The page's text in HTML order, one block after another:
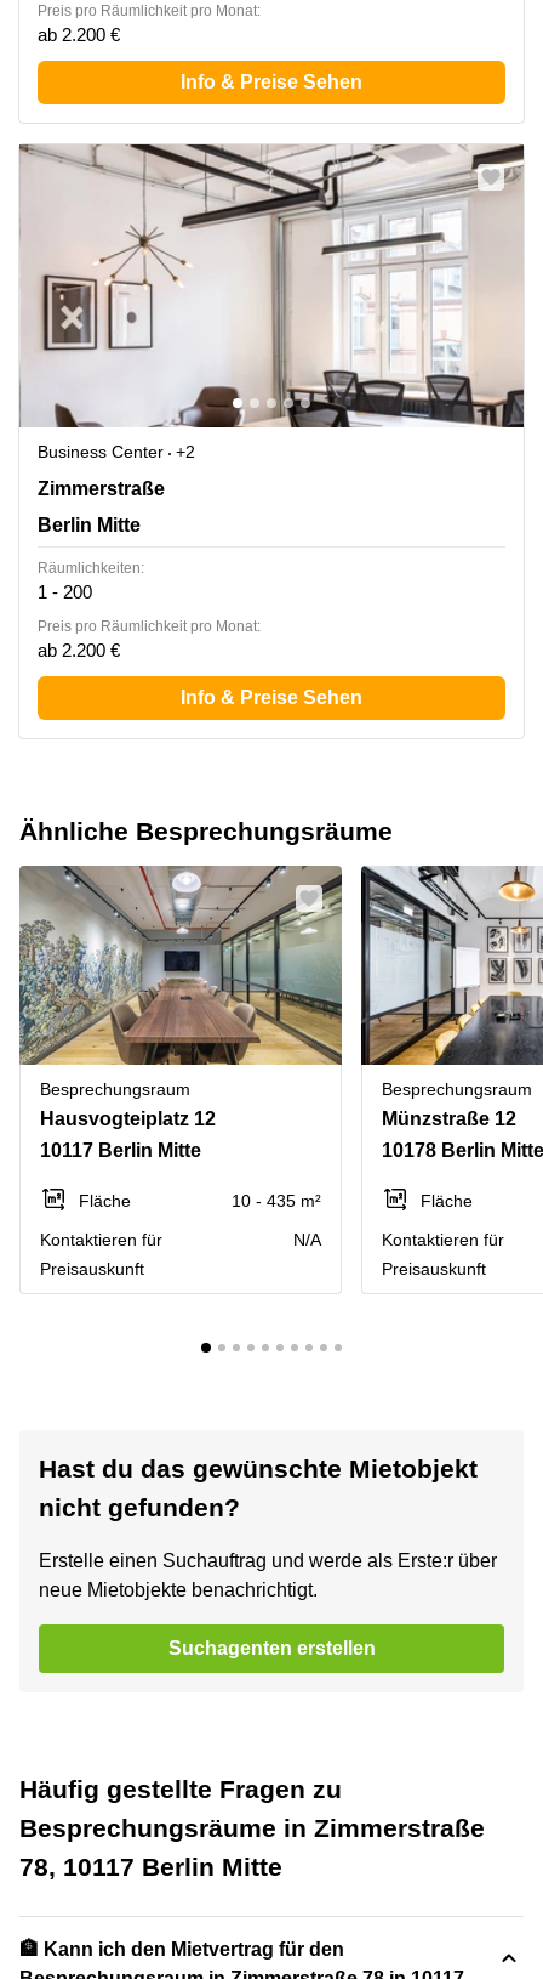
Preis pro Räumlichkeit pro Monat:
ab 2.200 €
Info & Preise Sehen
Business Center
+2
Zimmerstraße 78, Berlin Mitte
Zimmerstraße
Berlin Mitte
Räumlichkeiten:
1 - 200
Preis pro Räumlichkeit pro Monat:
ab 2.200 €
Info & Preise Sehen
Ähnliche Besprechungsräume
Besprechungsraum
Hausvogteiplatz 12
10117 Berlin Mitte
Fläche
10 - 435 m²
Kontaktieren für
Preisauskunft
N/A
Besprechungsraum
Münzstraße 12
10178 Berlin Mitte
Fläche
Kontaktieren für
Preisauskunft
Hast du das gewünschte Mietobjekt
nicht gefunden?
Erstelle einen Suchauftrag und werde als Erste:r über
neue Mietobjekte benachrichtigt.
Suchagenten erstellen
Häufig gestellte Fragen zu
Besprechungsräume in Zimmerstraße
78, 10117 Berlin Mitte
🏦 Kann ich den Mietvertrag für den